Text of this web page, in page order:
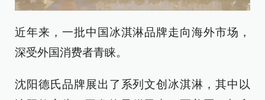
近年来，一批中国冰淇淋品牌走向海外市场，
深受外国消费者青睐。
沈阳德氏品牌展出了系列文创冰淇淋，其中以